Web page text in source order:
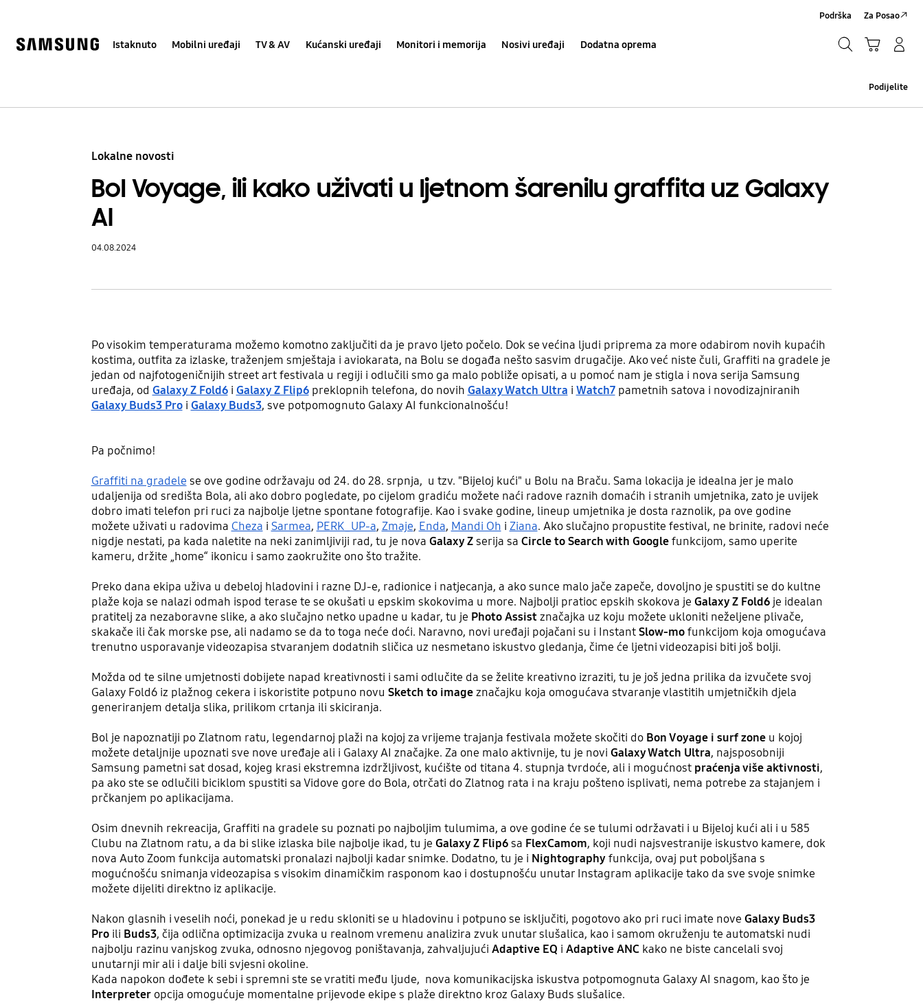
help
Istaknuto Mobilni uređaji TV & AV Kućanski uređaji Monitori i memorija Nosivi uređaji Dodatna oprema
Podrška Za Posao
Podijelite
Lokalne novosti
Bol Voyage, ili kako uživati u ljetnom šarenilu graffita uz Galaxy
AI
04.08.2024
Po visokim temperaturama možemo komotno zaključiti da je pravo ljeto počelo. Dok se većina ljudi priprema za more odabirom novih kupaćih
kostima, outfita za izlaske, traženjem smještaja i aviokarata, na Bolu se događa nešto sasvim drugačije. Ako već niste čuli, Graffiti na gradele je
jedan od najfotogeničnijih street art festivala u regiji i odlučili smo ga malo pobliže opisati, a u pomoć nam je stigla i nova serija Samsung
uređaja, od Galaxy Z Fold6i Galaxy Z Flip6preklopnih telefona, do novih Galaxy Watch Ultra i Watch7pametnih satova i novodizajniranih
Galaxy Buds3 Proi Galaxy Buds3, sve potpomognuto Galaxy AI funkcionalnošću!
Pa počnimo!
Graffiti na gradele se ove godine održavaju od 24. do 28. srpnja, u tzv. "Bijeloj kući" u Bolu na Braču. Sama lokacija je idealna jer je malo
udaljenija od središta Bola, ali ako dobro pogledate, po cijelom gradiću možete naći radove raznih domaćih i stranih umjetnika, zato je uvijek
dobro imati telefon pri ruci za najbolje ljetne spontane fotografije. Kao i svake godine, lineup umjetnika je dosta raznolik, pa ove godine
možete uživati u radovima Cheza i Sarmea, PERK_UP-a, Zmaje, Enda, Mandi Oh i Ziana. Ako slučajno propustite festival, ne brinite, radovi neće
nigdje nestati, pa kada naletite na neki zanimljiviji rad, tu je nova Galaxy Zserija sa Circle to Search with Googlefunkcijom, samo uperite
kameru, držite „home“ ikonicu i samo zaokružite ono što tražite.
Preko dana ekipa uživa u debeloj hladovini i razne DJ-e, radionice i natjecanja, a ako sunce malo jače zapeče, dovoljno je spustiti se do kultne
plaže koja se nalazi odmah ispod terase te se okušati u epskim skokovima u more. Najbolji pratioc epskih skokova je Galaxy Z Fold6je idealan
pratitelj za nezaboravne slike, a ako slučajno netko upadne u kadar, tu je Photo Assistznačajka uz koju možete ukloniti neželjene plivače,
skakače ili čak morske pse, ali nadamo se da to toga neće doći. Naravno, novi uređaji pojačani su i InstantSlow-mofunkcijom koja omogućava
trenutno usporavanje videozapisa stvaranjem dodatnih sličica uz nesmetano iskustvo gledanja, čime će ljetni videozapisi biti još bolji.
Možda od te silne umjetnosti dobijete napad kreativnosti i sami odlučite da se želite kreativno izraziti, tu je još jedna prilika da izvučete svoj
Galaxy Fold6 iz plažnog cekera i iskoristite potpuno novu Sketch to imageznačajku koja omogućava stvaranje vlastitih umjetničkih djela
generiranjem detalja slika, prilikom crtanja ili skiciranja.
Bol je napoznatiji po Zlatnom ratu, legendarnoj plaži na kojoj za vrijeme trajanja festivala možete skočiti do Bon Voyage i surf zoneu kojoj
možete detaljnije upoznati sve nove uređaje ali i Galaxy AI značajke. Za one malo aktivnije, tu je novi Galaxy Watch Ultra, najsposobniji
Samsung pametni sat dosad, kojeg krasi ekstremna izdržljivost, kućište od titana 4. stupnja tvrdoće, ali i mogućnost praćenja više aktivnosti,
pa ako ste se odlučili biciklom spustiti sa Vidove gore do Bola, otrčati do Zlatnog rata i na kraju pošteno isplivati, nema potrebe za stajanjem i
prčkanjem po aplikacijama.
Osim dnevnih rekreacija, Graffiti na gradele su poznati po najboljim tulumima, a ove godine će se tulumi održavati i u Bijeloj kući ali i u 585
Clubu na Zlatnom ratu, a da bi slike izlaska bile najbolje ikad, tu je Galaxy Z Flip6sa FlexCamom, koji nudi najsvestranije iskustvo kamere, dok
nova Auto Zoom funkcija automatski pronalazi najbolji kadar snimke. Dodatno, tu je i Nightographyfunkcija, ovaj put poboljšana s
mogućnošću snimanja videozapisa s visokim dinamičkim rasponom kao i dostupnošću unutar Instagram aplikacije tako da sve svoje snimke
možete dijeliti direktno iz aplikacije.
Nakon glasnih i veselih noći, ponekad je u redu skloniti se u hladovinu i potpuno se isključiti, pogotovo ako pri ruci imate nove Galaxy Buds3
Proili Buds3, čija odlična optimizacija zvuka u realnom vremenu analizira zvuk unutar slušalica, kao i samom okruženju te automatski nudi
najbolju razinu vanjskog zvuka, odnosno njegovog poništavanja, zahvaljujući Adaptive EQ i Adaptive ANCkako ne biste cancelali svoj
unutarnji mir ali i dalje bili svjesni okoline.
Kada napokon dođete k sebi i spremni ste se vratiti među ljude, nova komunikacijska iskustva potpomognuta Galaxy AI snagom, kao što je
Interpreteropcija omogućuje momentalne prijevode ekipe s plaže direktno kroz Galaxy Buds slušalice.